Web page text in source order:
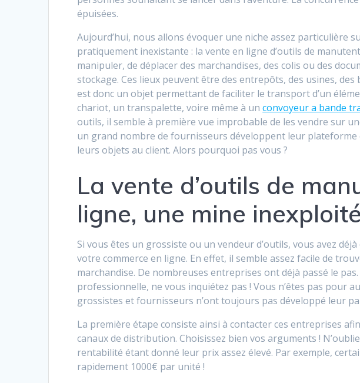
épuisées.
Aujourd’hui, nous allons évoquer une niche assez particulière
pratiquement inexistante : la vente en ligne d’outils de
manipuler, de déplacer des marchandises, des colis ou des
stockage. Ces lieux peuvent être des entrepôts, des usines,
est donc un objet permettant de faciliter le transport d’un
chariot, un transpalette, voire même à unconvoyeur a bande
outils, il semble à première vue improbable de les vendre sur
un grand nombre de fournisseurs développent leur
leurs objets au client. Alors pourquoi pas vous ?
La vente d’outils de
ligne, une mine
Si vous êtes un grossiste ou un vendeur d’outils, vous avez
votre commerce en ligne. En effet, il semble assez facile de
marchandise. De nombreuses entreprises ont déjà passé le
professionnelle, ne vous inquiétez pas ! Vous n’êtes pas pour
grossistes et fournisseurs n’ont toujours pas développé leur
La première étape consiste ainsi à contacter ces entreprises
canaux de distribution. Choisissez bien vos arguments !
rentabilité étant donné leur prix assez élevé. Par exemple,
rapidement 1000€ par unité !